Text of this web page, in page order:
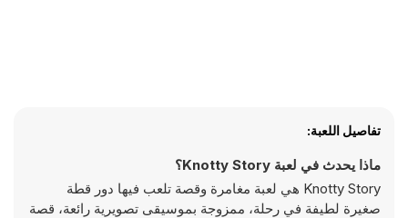
تفاصيل اللعبة:
ماذا يحدث في لعبة Knotty Story؟
Knotty Story هي لعبة مغامرة وقصة تلعب فيها دور قطة
صغيرة لطيفة في رحلة، ممزوجة بموسيقى تصويرية رائعة، قصة